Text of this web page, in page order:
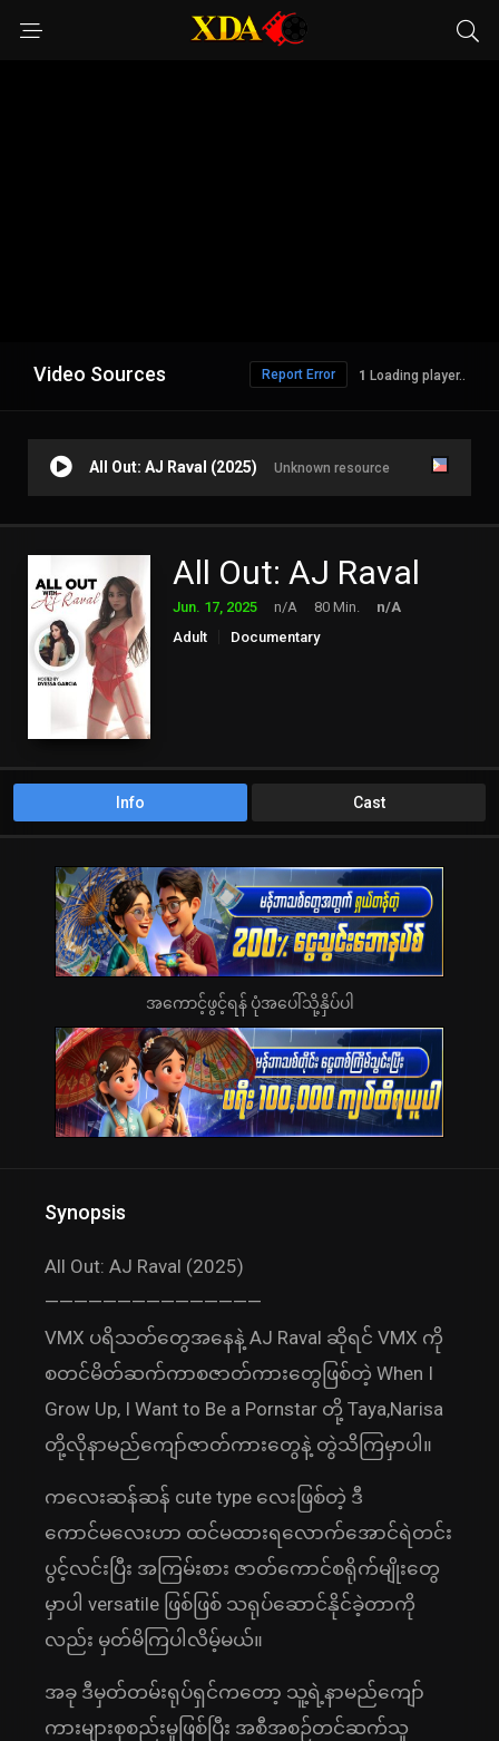
Video Sources 1 Loading player..
Report Error
All Out: AJ Raval (2025) Unknown resource
All Out: AJ Raval
Jun. 17, 2025 n/A 80 Min.
n/A
Adult
Documentary
Info Cast
အကောင့်ဖွင့်ရန် ပုံအပေါ်သို့နှိပ်ပါ
Synopsis
All Out: AJ Raval (2025)
———————————————
VMX ပရိသတ်တွေအနေနဲ့ AJ Raval ဆိုရင် VMX ကို
စတင်မိတ်ဆက်ကာစဇာတ်ကားတွေဖြစ်တဲ့ When I
Grow Up, I Want to Be a Pornstar တို့ Taya,Narisa
တို့လိုနာမည်ကျော်ဇာတ်ကားတွေနဲ့ တွဲသိကြမှာပါ။
ကလေးဆန်ဆန် cute type လေးဖြစ်တဲ့ ဒီ
ကောင်မလေးဟာ ထင်မထားရလောက်အောင်ရဲတင်း
ပွင့်လင်းပြီး အကြမ်းစား ဇာတ်ကောင်စရိုက်မျိုးတွေ
မှာပါ versatile ဖြစ်ဖြစ် သရုပ်ဆောင်နိုင်ခဲ့တာကို
လည်း မှတ်မိကြပါလိမ့်မယ်။
အခု ဒီမှတ်တမ်းရုပ်ရှင်ကတော့ သူ့ရဲ့နာမည်ကျော်
ကားများစုစည်းမှုဖြစ်ပြီး အစီအစဉ်တင်ဆက်သူ